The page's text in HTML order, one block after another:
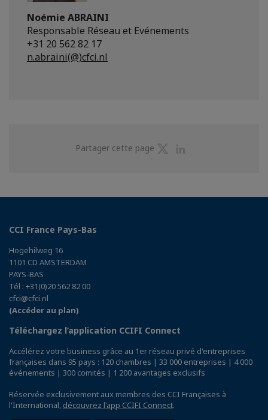
Noémie ABRAINI
Responsable Réseau et Evénements
+31 20 562 82 17
n.abraini(@)cfci.nl
Partager cette page
Partager
CCI France Pays-Bas
Hogehilweg 16
1101 CD AMSTERDAM
PAYS-BAS
Tél : +31(0)20 562 82 00
cfci@cfci.nl
(Accéder au plan)
Téléchargez l’application CCIFI Connect
Accélérez votre business grâce au 1er réseau privé d'entreprises
françaises dans 95 pays : 120 chambres | 33 000 entreprises | 4 000
événements | 300 comités | 1 200 avantages exclusifs
Réservée exclusivement aux membres des CCI Françaises à
l'International, découvrez l'app CCIFI Connect.